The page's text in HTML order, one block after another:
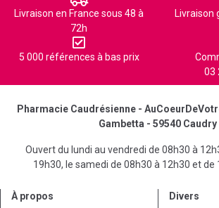
Livraison en France sous 48 à
72h
Livraison
5 000 références à bas prix
03
Pharmacie Caudrésienne -
Gambetta - 59540 Caudry
Ouvert du lundi au vendredi de 08h30 à
19h30, le samedi de 08h30 à 12h30 et de
À propos Divers